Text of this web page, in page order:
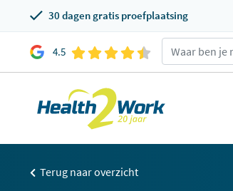
30 dagen gratis proefplaatsing
4.5
Terug naar overzicht